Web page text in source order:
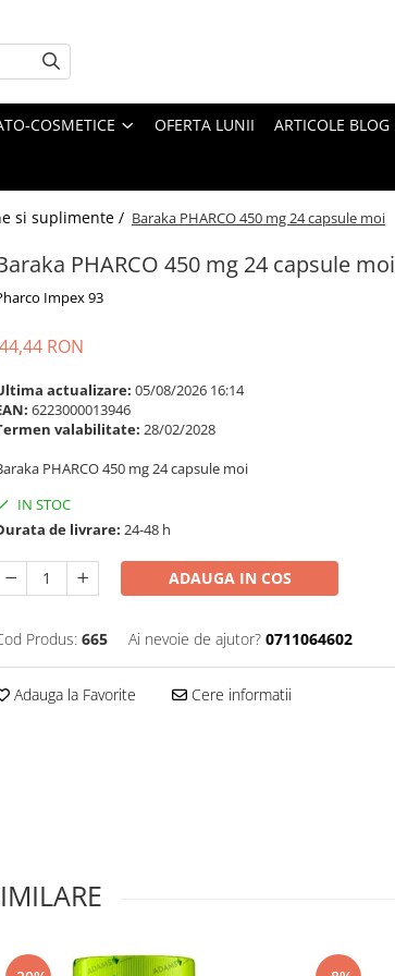
COSMETICE OFERTA LUNII ARTICOLE BLOG
si suplimente / Baraka PHARCO 450 mg 24 capsule moi
PHARCO 450 mg 24 capsule moi
Impex 93
44,44 RON
actualizare: 05/08/2026 16:14
6223000013946
valabilitate: 28/02/2028
PHARCO 450 mg 24 capsule moi
IN STOC
de livrare: 24-48 h
ADAUGA IN COS
Produs: 665 Ai nevoie de ajutor? 0711064602
Adauga la Favorite Cere informatii